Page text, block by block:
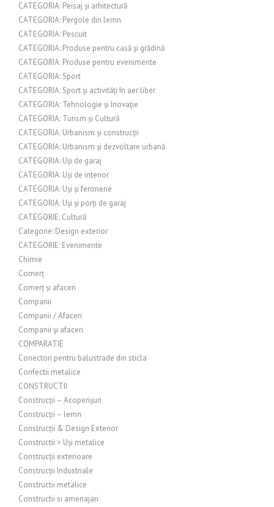
CATEGORIA: Peisaj și arhitectură
CATEGORIA: Pergole din lemn
CATEGORIA: Pescuit
CATEGORIA: Produse pentru casă și grădină
CATEGORIA: Produse pentru evenimente
CATEGORIA: Sport
CATEGORIA: Sport și activități în aer liber
CATEGORIA: Tehnologie și Inovație
CATEGORIA: Turism și Cultură
CATEGORIA: Urbanism și construcții
CATEGORIA: Urbanism și dezvoltare urbană
CATEGORIA: Uși de garaj
CATEGORIA: Uși de interior
CATEGORIA: Uși și feronerie
CATEGORIA: Uși și porți de garaj
CATEGORIE: Cultură
Categorie: Design exterior
CATEGORIE: Evenimente
Chimie
Comerț
Comerț și afaceri
Companii
Companii / Afaceri
Companii și afaceri
COMPARATIE
Conectori pentru balustrade din sticla
Confectii metalice
CONSTRUCTII
Construcții – Acoperișuri
Construcții – lemn
Construcții & Design Exterior
Constructii > Uși metalice
Construcții exterioare
Construcții Industriale
Constructii metalice
Constructii si amenajari